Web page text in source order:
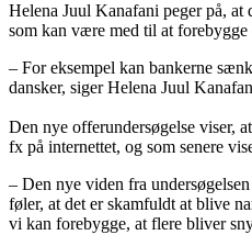
Helena Juul Kanafani peger på, at
som kan være med til at
– For eksempel kan bankerne
dansker, siger Helena Juul
Den nye offerundersøgelse viser,
fx på internettet, og som senere
– Den nye viden fra
føler, at det er skamfuldt at blive
vi kan forebygge, at flere bliver